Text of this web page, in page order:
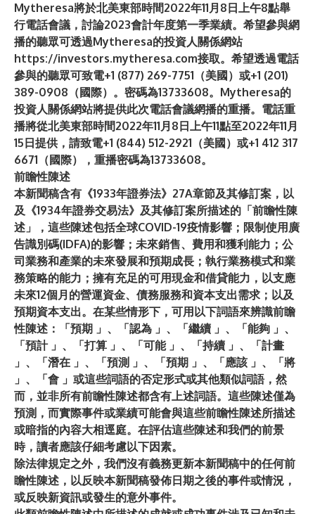
Mytheresa將於北美東部時間2022年11月8日上午8點舉
行電話會議，討論2023會計年度第一季業績。希望參與網
播的聽眾可透過Mytheresa的投資人關係網站
https://investors.mytheresa.com接取。希望透過電話
參與的聽眾可致電+1 (877) 269-7751（美國）或+1 (201)
389-0908（國際）。密碼為13733608。Mytheresa的
投資人關係網站將提供此次電話會議網播的重播。電話重
播將從北美東部時間2022年11月8日上午11點至2022年11月
15日提供，請致電+1 (844) 512-2921（美國）或+1 412 317
6671（國際），重播密碼為13733608。
前瞻性陳述
本新聞稿含有《1933年證券法》27A章節及其修訂案，以
及《1934年證券交易法》及其修訂案所描述的「前瞻性陳
述」，這些陳述包括全球COVID-19疫情影響；限制使用廣
告識別碼(IDFA)的影響；未來銷售、費用和獲利能力；公
司業務和產業的未來發展和預期成長；執行業務模式和業
務策略的能力；擁有充足的可用現金和借貸能力，以支應
未來12個月的營運資金、債務服務和資本支出需求；以及
預期資本支出。在某些情形下，可用以下詞語來辨識前瞻
性陳述：「預期 」、「認為 」、「繼續 」、「能夠 」、
「預計 」、「打算 」、「可能 」、「持續 」、「計畫
」、「潛在 」、「預測 」、「預期 」、「應該 」、「將
」、「會 」或這些詞語的否定形式或其他類似詞語，然
而，並非所有前瞻性陳述都含有上述詞語。這些陳述僅為
預測，而實際事件或業績可能會與這些前瞻性陳述所描述
或暗指的內容大相逕庭。在評估這些陳述和我們的前景
時，讀者應該仔細考慮以下因素。
除法律規定之外，我們沒有義務更新本新聞稿中的任何前
瞻性陳述，以反映本新聞稿發佈日期之後的事件或情況，
或反映新資訊或發生的意外事件。